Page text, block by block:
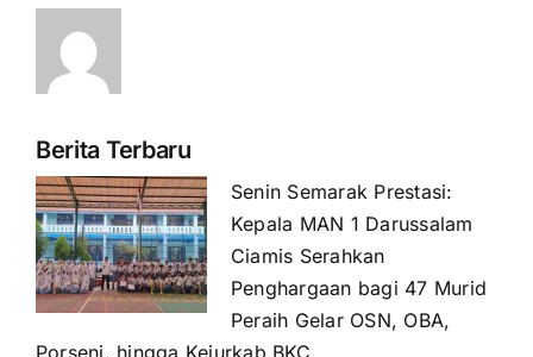
Berita Terbaru
Senin Semarak Prestasi:
Kepala MAN 1 Darussalam
Ciamis Serahkan
Penghargaan bagi 47 Murid
Peraih Gelar OSN, OBA,
Porseni, hingga Kejurkab BKC